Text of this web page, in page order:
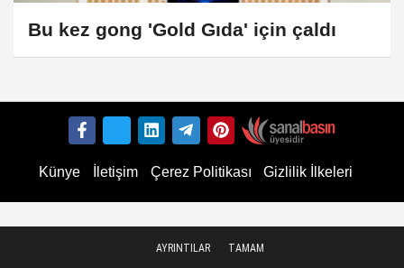
Bu kez gong 'Gold Gıda' için çaldı
Künye İletişim Çerez Politikası Gizlilik İlkeleri
AYRINTILAR TAMAM